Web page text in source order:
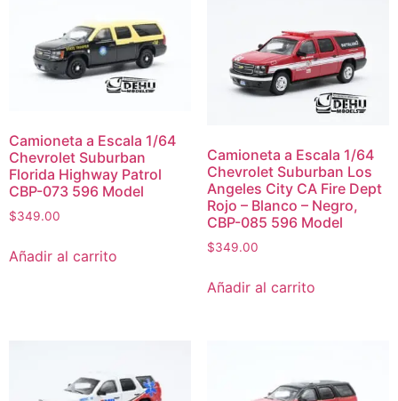
Camioneta a Escala 1/64
Chevrolet Suburban
Florida Highway Patrol
CBP-073 596 Model
$349.00
Añadir al carrito
Camioneta a Escala 1/64
Chevrolet Suburban Los
Angeles City CA Fire Dept
Rojo – Blanco – Negro,
CBP-085 596 Model
$349.00
Añadir al carrito